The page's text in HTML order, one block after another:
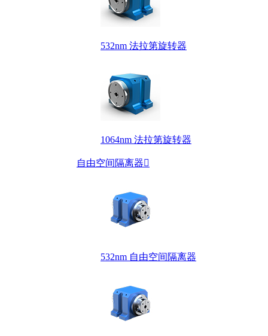
532nm 法拉第旋转器
1064nm 法拉第旋转器
自由空间隔离器
532nm 自由空间隔离器